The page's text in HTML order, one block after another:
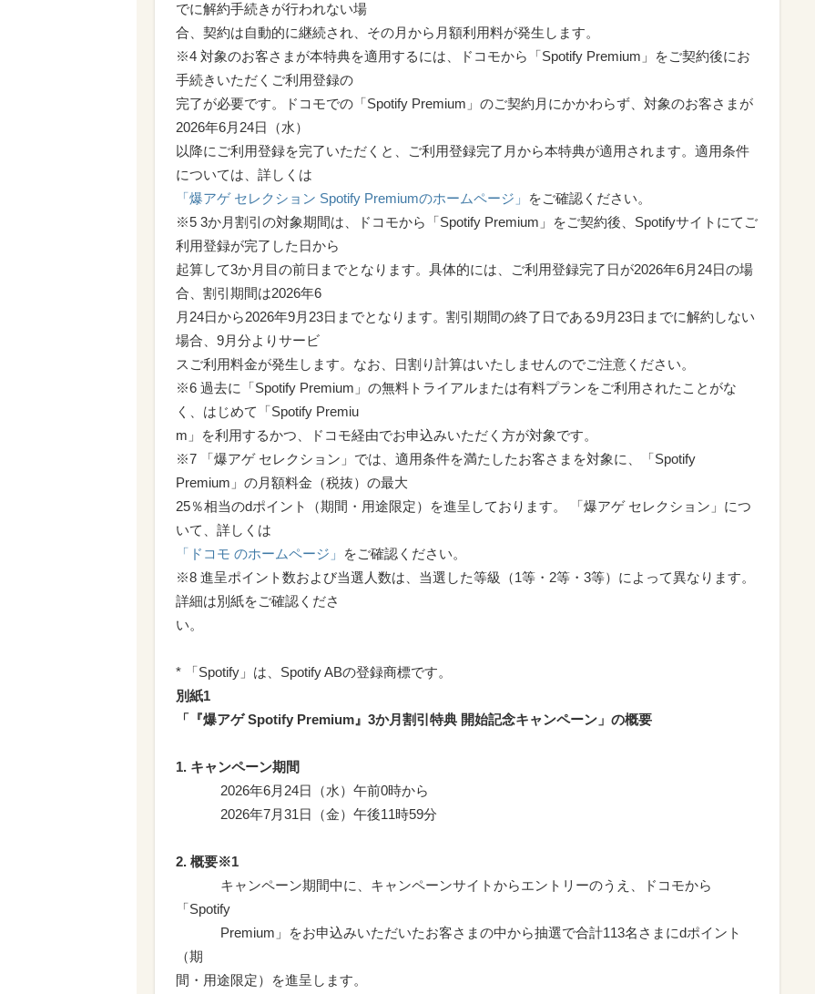
でに解約手続きが行われない場
合、契約は自動的に継続され、その月から月額利用料が発生します。
※4 対象のお客さまが本特典を適用するには、ドコモから「Spotify Premium」をご契約後にお
手続きいただくご利用登録の
完了が必要です。ドコモでの「Spotify Premium」のご契約月にかかわらず、対象のお客さまが
2026年6月24日（水）
以降にご利用登録を完了いただくと、ご利用登録完了月から本特典が適用されます。適用条件
については、詳しくは
「爆アゲ セレクション Spotify Premiumのホームページ」
をご確認ください。
※5 3か月割引の対象期間は、ドコモから「Spotify Premium」をご契約後、Spotifyサイトにてご
利用登録が完了した日から
起算して3か月目の前日までとなります。具体的には、ご利用登録完了日が2026年6月24日の場
合、割引期間は2026年6
月24日から2026年9月23日までとなります。割引期間の終了日である9月23日までに解約しない
場合、9月分よりサービ
スご利用料金が発生します。なお、日割り計算はいたしませんのでご注意ください。
※6 過去に「Spotify Premium」の無料トライアルまたは有料プランをご利用されたことがな
く、はじめて「Spotify Premiu
m」を利用するかつ、ドコモ経由でお申込みいただく方が対象です。
※7 「爆アゲ セレクション」では、適用条件を満たしたお客さまを対象に、「Spotify
Premium」の月額料金（税抜）の最大
25％相当のdポイント（期間・用途限定）を進呈しております。 「爆アゲ セレクション」につ
いて、詳しくは
「ドコモ のホームページ」
をご確認ください。
※8 進呈ポイント数および当選人数は、当選した等級（1等・2等・3等）によって異なります。
詳細は別紙をご確認くださ
い。
* 「Spotify」は、Spotify ABの登録商標です。
別紙1
「『爆アゲ Spotify Premium』3か月割引特典 開始記念キャンペーン」の概要
1. キャンペーン期間
2026年6月24日（水）午前0時から
2026年7月31日（金）午後11時59分
2. 概要※1
キャンペーン期間中に、キャンペーンサイトからエントリーのうえ、ドコモから
「Spotify
Premium」をお申込みいただいたお客さまの中から抽選で合計113名さまにdポイント
（期
間・用途限定）を進呈します。